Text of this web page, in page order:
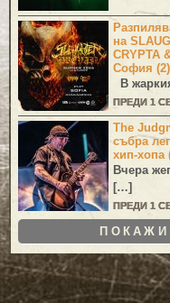
на
CRYPTA
София (2)
В
ПРЕДИ 1
The
събра
хип-хопа
Вчера
[…]
ПРЕДИ 1